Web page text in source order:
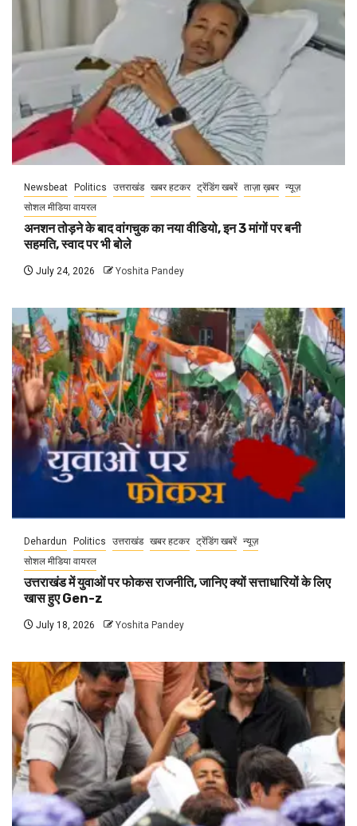
Newsbeat Politics उत्तराखंड खबर हटकर ट्रेंडिंग खबरें ताज़ा ख़बर न्यूज़
सोशल मीडिया वायरल
अनशन तोड़ने के बाद वांगचुक का नया वीडियो, इन 3 मांगों पर बनी
सहमति, स्वाद पर भी बोले
July 24, 2026 Yoshita Pandey
Dehardun Politics उत्तराखंड खबर हटकर ट्रेंडिंग खबरें न्यूज़
सोशल मीडिया वायरल
उत्तराखंड में युवाओं पर फोकस राजनीति, जानिए क्यों सत्ताधारियों के लिए
खास हुए Gen-z
July 18, 2026 Yoshita Pandey